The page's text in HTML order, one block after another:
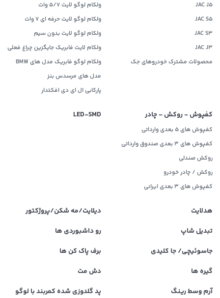
JAC J5
JAC S5
JAC S3
JAC J3
محصولات مشترک خودروهای جک
ولکام لوگو لایت 5/7 وات
ولکام لوگو لایت حرفه ای 7 وات
ولکام لوگو لایت بدون سیم
ولکام لایت فابریک جایگزین چراغ فعلی
ولکام لوگو فابریک مدل های BMW
مدل های مرسدس بنز
پارکابی ال ای دی افکتدار
کفپوش - روکش - چادر
کفپوش های 5 بعدی وارداتی
کفپوش های 3 بعدی صندوق وارداتی
روکش صندلی
روکش / چادر خودرو
کفپوش های ۳ بعدی ایرانی
LED‌-SMD
هدلایت
دیلایت/مه شکن/پروژکتور
تبدیل شاپ
رو داشبوردی ها
جاسوئیچی/ جا کلیدی
برف پاک کن ها
گیره ها
دش مت
آرم وسط رینگ
پد گلدوزی شده کمربند با لوگو